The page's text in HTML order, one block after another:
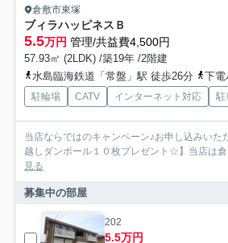
倉敷市東塚
ブィラハッピネスＢ
5.5万円 管理/共益費4,500円
57.93㎡ (2LDK) /築19年 /2階建
水島臨海鉄道「常盤」駅 徒歩26分
下電バス
駐輪場 CATV インターネット対応 駐
当店ならではのキャンペーン♪お申し込みいた
越しダンボール１０枚プレゼント☆】当店は
見る
募集中の部屋
202
5.5万円